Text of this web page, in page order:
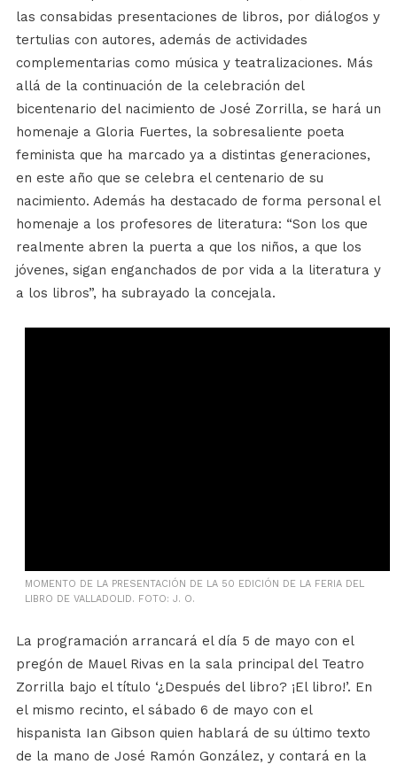
las consabidas presentaciones de libros, por diálogos y
tertulias con autores, además de actividades
complementarias como música y teatralizaciones. Más
allá de la continuación de la celebración del
bicentenario del nacimiento de José Zorrilla, se hará un
homenaje a Gloria Fuertes, la sobresaliente poeta
feminista que ha marcado ya a distintas generaciones,
en este año que se celebra el centenario de su
nacimiento. Además ha destacado de forma personal el
homenaje a los profesores de literatura: “Son los que
realmente abren la puerta a que los niños, a que los
jóvenes, sigan enganchados de por vida a la literatura y
a los libros”, ha subrayado la concejala.
MOMENTO DE LA PRESENTACIÓN DE LA 50 EDICIÓN DE LA FERIA DEL
LIBRO DE VALLADOLID. FOTO: J. O.
La programación arrancará el día 5 de mayo con el
pregón de Mauel Rivas en la sala principal del Teatro
Zorrilla bajo el título ‘¿Después del libro? ¡El libro!’. En
el mismo recinto, el sábado 6 de mayo con el
hispanista Ian Gibson quien hablará de su último texto
de la mano de José Ramón González, y contará en la